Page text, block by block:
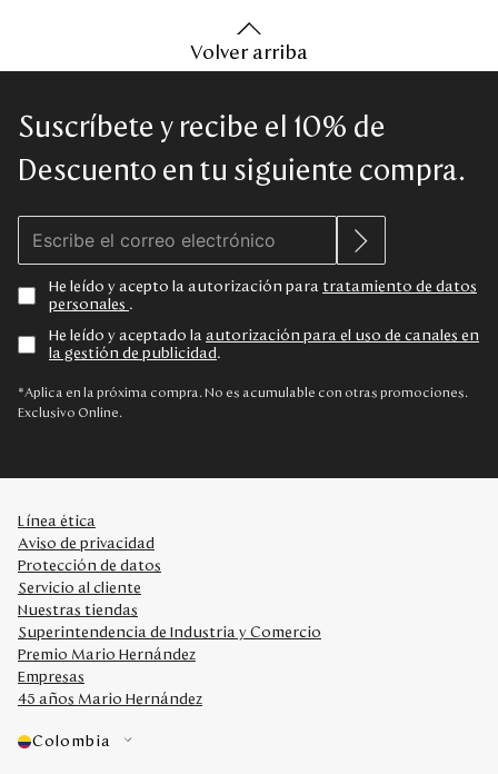
Volver arriba
Suscríbete y recibe el 10% de
Descuento en tu siguiente compra.
He leído y acepto la autorización para tratamiento de datos
personales .
He leído y aceptado la autorización para el uso de canales en
la gestión de publicidad .
*Aplica en la próxima compra. No es acumulable con otras promociones.
Exclusivo Online.
Línea ética
Aviso de privacidad
Protección de datos
Servicio al cliente
Nuestras tiendas
Superintendencia de Industria y Comercio
Premio Mario Hernández
Empresas
45 años Mario Hernández
Colombia